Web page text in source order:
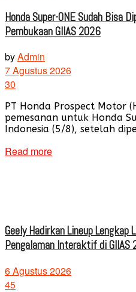
Honda Super-ONE Sudah Bisa
Pembukaan GIIAS 2026
byAdmin
7 Agustus 2026
30
PT Honda Prospect Motor
pemesanan untuk Honda
Indonesia (5/8), setelah
Read more
Geely Hadirkan Lineup
Pengalaman Interaktif di GIIAS
6 Agustus 2026
45